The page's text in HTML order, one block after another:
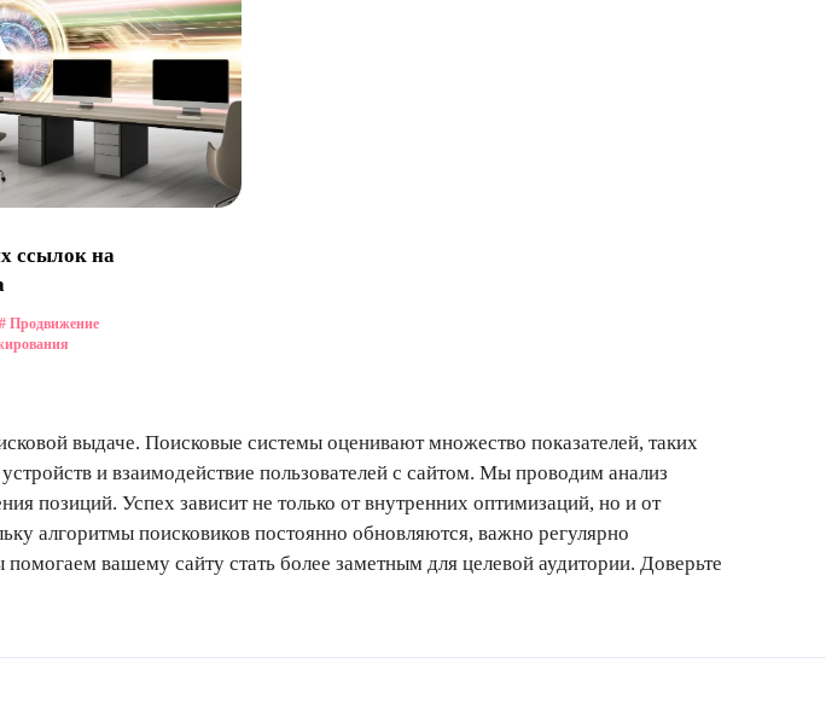
ссылок на
# Продвижение
выдаче. Поисковые системы оценивают множество показателей, таких
и взаимодействие пользователей с сайтом. Мы проводим анализ
позиций. Успех зависит не только от внутренних оптимизаций, но и от
алгоритмы поисковиков постоянно обновляются, важно регулярно
вашему сайту стать более заметным для целевой аудитории. Доверьте